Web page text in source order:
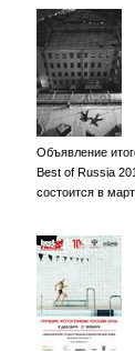
Объявление
Best of Russia
состоится в